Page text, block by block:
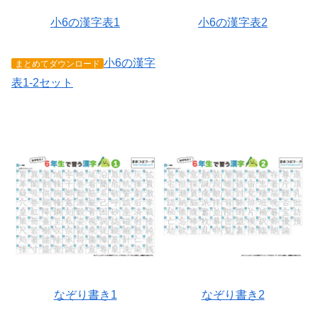
小6の漢字表1
まとめてダウンロード 小6の漢字
表1-2セット
小6の漢字表2
なぞり書き1 なぞり書き2